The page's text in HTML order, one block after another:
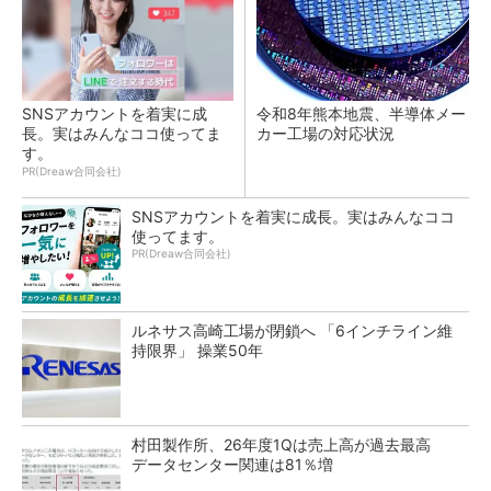
SNSアカウントを着実に成
長。実はみんなココ使ってま
す。
PR(Dreaw合同会社)
令和8年熊本地震、半導体メー
カー工場の対応状況
SNSアカウントを着実に成長。実はみんなココ
使ってます。
PR(Dreaw合同会社)
ルネサス高崎工場が閉鎖へ 「6インチライン維
持限界」 操業50年
村田製作所、26年度1Qは売上高が過去最高
データセンター関連は81％増